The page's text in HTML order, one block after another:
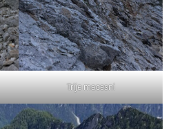
Trije macesni